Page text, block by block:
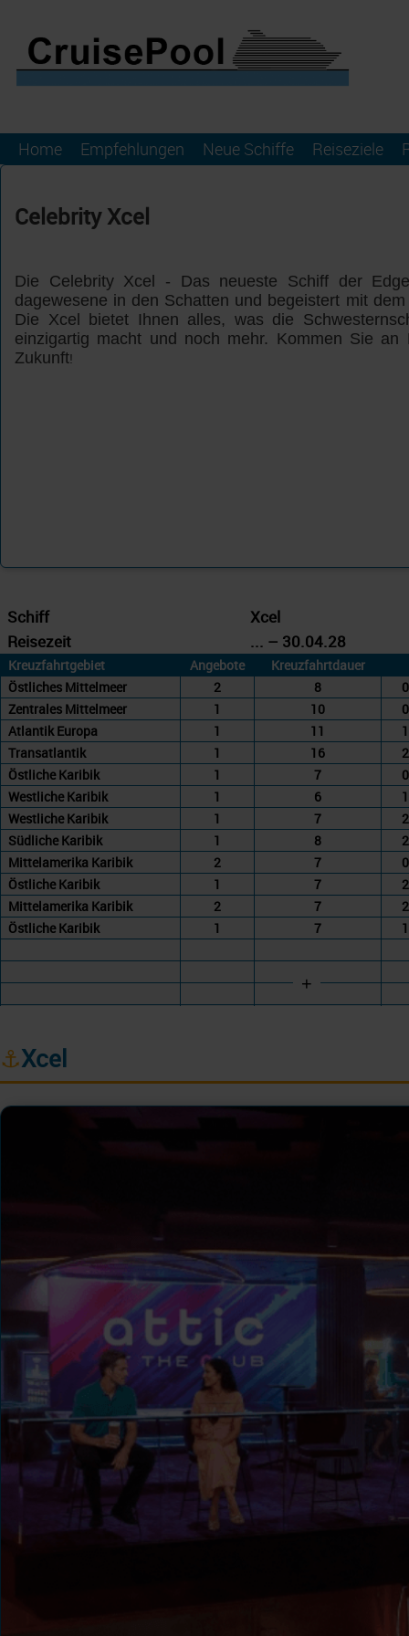
Home Empfehlungen Neue Schiffe Reiseziele
Celebrity Xcel
Die Celebrity Xcel - Das neueste Schiff der
dagewesene in den Schatten und begeistert mit
Die Xcel bietet Ihnen alles, was die
einzigartig macht und noch mehr. Kommen Sie
Zukunft!
Schiff
Xcel
Reisezeit
... – 30.04.28
Kreuzfahrtgebiet Angebote Kreuzfahrtdauer
Östliches Mittelmeer
2 8
Zentrales Mittelmeer
1 10
Atlantik Europa
1 11
Transatlantik
1 16
Östliche Karibik
1 7
Westliche Karibik
1 6
Westliche Karibik
1 7
Südliche Karibik
1 8
Mittelamerika Karibik
2 7
Östliche Karibik
1 7
Mittelamerika Karibik
2 7
Östliche Karibik
1 7
+
⚓Xcel